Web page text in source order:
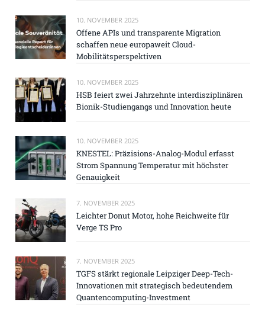
10. NOVEMBER 2025
Offene APIs und transparente Migration
schaffen neue europaweit Cloud-
Mobilitätsperspektiven
10. NOVEMBER 2025
HSB feiert zwei Jahrzehnte interdisziplinären
Bionik-Studiengangs und Innovation heute
10. NOVEMBER 2025
KNESTEL: Präzisions-Analog-Modul erfasst
Strom Spannung Temperatur mit höchster
Genauigkeit
7. NOVEMBER 2025
Leichter Donut Motor, hohe Reichweite für
Verge TS Pro
7. NOVEMBER 2025
TGFS stärkt regionale Leipziger Deep-Tech-
Innovationen mit strategisch bedeutendem
Quantencomputing-Investment